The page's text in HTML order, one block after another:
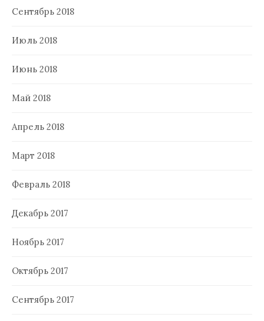
Сентябрь 2018
Июль 2018
Июнь 2018
Май 2018
Апрель 2018
Март 2018
Февраль 2018
Декабрь 2017
Ноябрь 2017
Октябрь 2017
Сентябрь 2017